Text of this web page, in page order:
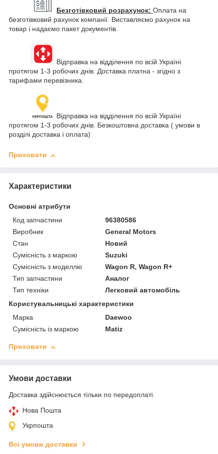
Безготівковий розрахунок: Оплата на
безготівковий рахунок компанії. Виставляємо рахунок на
товар і надаємо пакет документів.
Відправка на відділення по всій Україні
протягом 1-3 робочих днів. Доставка платна - згідно з
тарифами перевізника.
Відправка на відділення по всій Україні
протягом 1-3 робочих днів. Безкоштовна доставка ( умови в
розділі доставка і оплата)
Приховати
Характеристики
Основні атрибути
Код запчастини
96380586
Виробник
General Motors
Стан
Новий
Сумісність з маркою
Suzuki
Сумісність з моделлю
Wagon R, Wagon R+
Тип запчастини
Аналог
Тип техніки
Легковий автомобіль
Користувальницькі характеристики
Марка
Daewoo
Сумісність із маркою
Matiz
Приховати
Умови доставки
Доставка здійснюється тільки по передоплаті.
Нова Пошта
Укрпошта
Всі умови доставки